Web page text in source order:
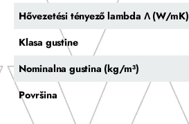
Hővezetési tényező lambda Λ (W/mK)
Klasa gustine
Nominalna gustina (kg/m³)
Površina